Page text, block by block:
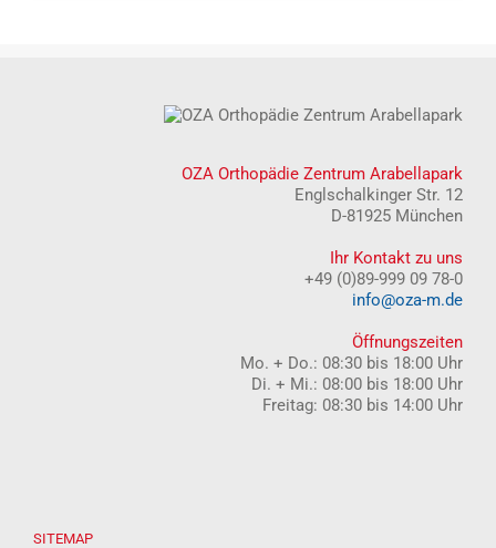
OZA Orthopädie Zentrum Arabellapark
Englschalkinger Str. 12
D-81925 München
Ihr Kontakt zu uns
+49 (0)89-999 09 78-0
info@oza-m.de
Öffnungszeiten
Mo. + Do.: 08:30 bis 18:00 Uhr
Di. + Mi.: 08:00 bis 18:00 Uhr
Freitag: 08:30 bis 14:00 Uhr
SITEMAP